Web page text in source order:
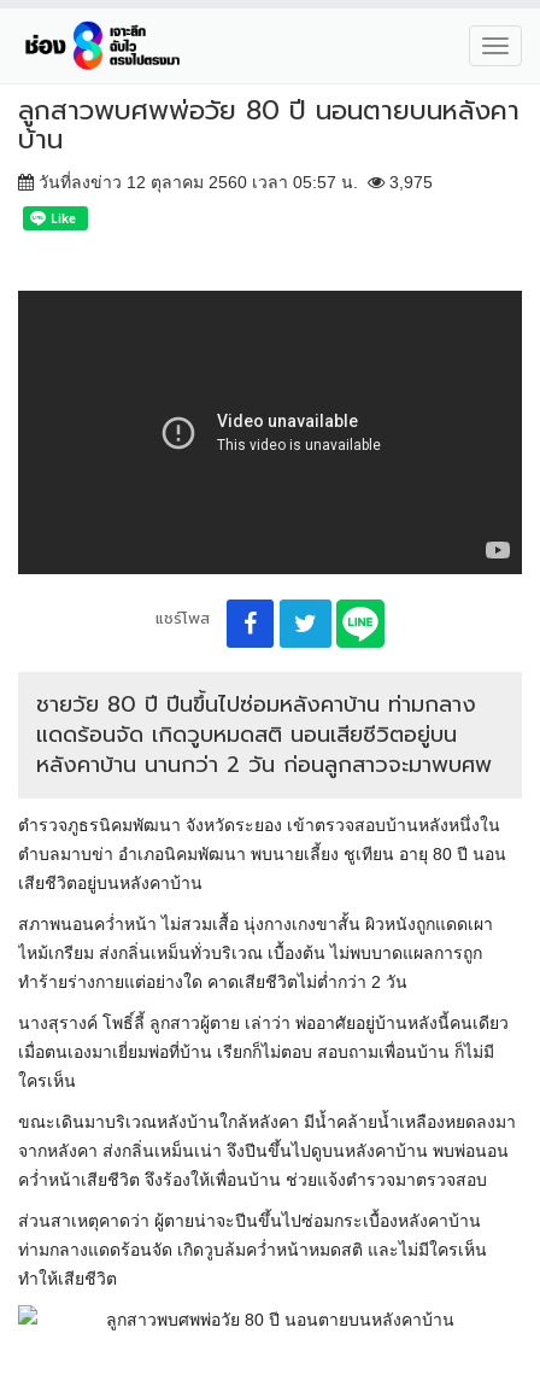
ลูกสาวพบศพพ่อวัย 80 ปี นอนตายบนหลังคา
บ้าน
วันที่ลงข่าว 12 ตุลาคม 2560 เวลา 05:57 น. 3,975
แชร์โพส
ชายวัย 80 ปี ปีนขึ้นไปซ่อมหลังคาบ้าน ท่ามกลาง
แดดร้อนจัด เกิดวูบหมดสติ นอนเสียชีวิตอยู่บน
หลังคาบ้าน นานกว่า 2 วัน ก่อนลูกสาวจะมาพบศพ
ตำรวจภูธรนิคมพัฒนา จังหวัดระยอง เข้าตรวจสอบบ้านหลังหนึ่งใน
ตำบลมาบข่า อำเภอนิคมพัฒนา พบนายเลี้ยง ชูเทียน อายุ 80 ปี นอน
เสียชีวิตอยู่บนหลังคาบ้าน
สภาพนอนคว่ำหน้า ไม่สวมเสื้อ นุ่งกางเกงขาสั้น ผิวหนังถูกแดดเผา
ไหม้เกรียม ส่งกลิ่นเหม็นทั่วบริเวณ เบื้องต้น ไม่พบบาดแผลการถูก
ทำร้ายร่างกายแต่อย่างใด คาดเสียชีวิตไม่ต่ำกว่า 2 วัน
นางสุรางค์ โพธิ์ลี้ ลูกสาวผู้ตาย เล่าว่า พ่ออาศัยอยู่บ้านหลังนี้คนเดียว
เมื่อตนเองมาเยี่ยมพ่อที่บ้าน เรียกก็ไม่ตอบ สอบถามเพื่อนบ้าน ก็ไม่มี
ใครเห็น
ขณะเดินมาบริเวณหลังบ้านใกล้หลังคา มีน้ำคล้ายน้ำเหลืองหยดลงมา
จากหลังคา ส่งกลิ่นเหม็นเน่า จึงปีนขึ้นไปดูบนหลังคาบ้าน พบพ่อนอน
คว่ำหน้าเสียชีวิต จึงร้องให้เพื่อนบ้าน ช่วยแจ้งตำรวจมาตรวจสอบ
ส่วนสาเหตุคาดว่า ผู้ตายน่าจะปีนขึ้นไปซ่อมกระเบื้องหลังคาบ้าน
ท่ามกลางแดดร้อนจัด เกิดวูบล้มคว่ำหน้าหมดสติ และไม่มีใครเห็น
ทำให้เสียชีวิต